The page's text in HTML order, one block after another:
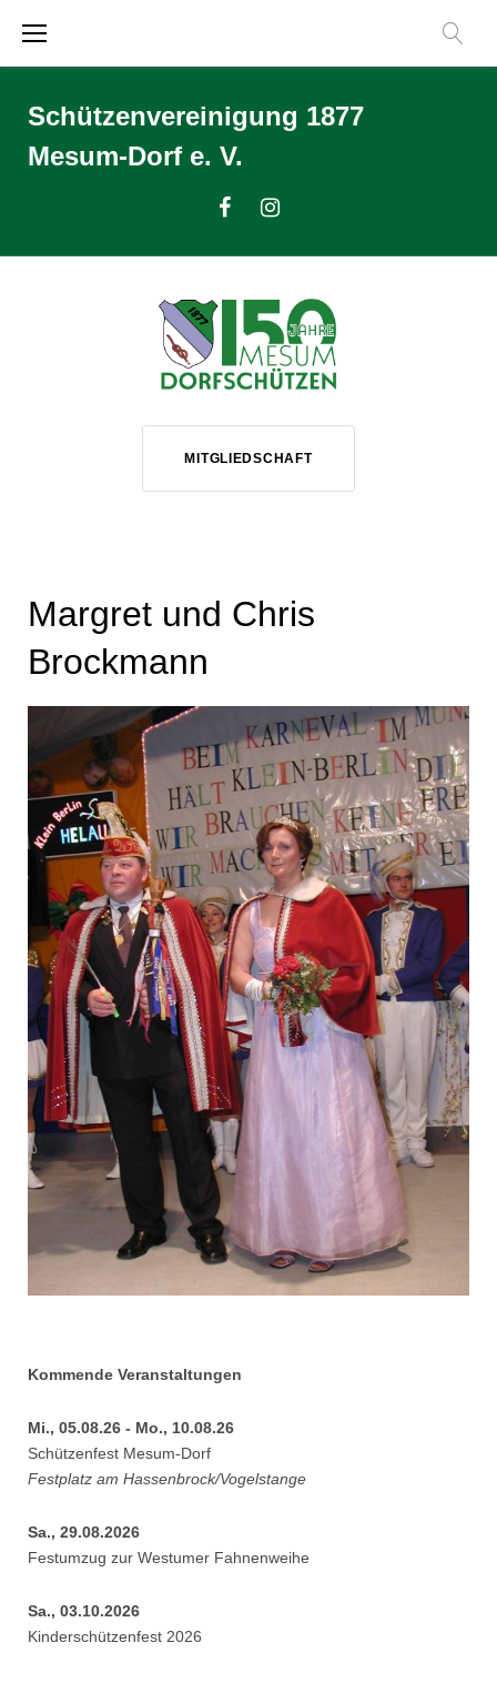
Schützenvereinigung 1877
Mesum-Dorf e. V.
MITGLIEDSCHAFT
Margret und Chris
Brockmann
Kommende Veranstaltungen
Mi., 05.08.26 - Mo., 10.08.26
Schützenfest Mesum-Dorf
Festplatz am Hassenbrock/Vogelstange
Sa., 29.08.2026
Festumzug zur Westumer Fahnenweihe
Sa., 03.10.2026
Kinderschützenfest 2026